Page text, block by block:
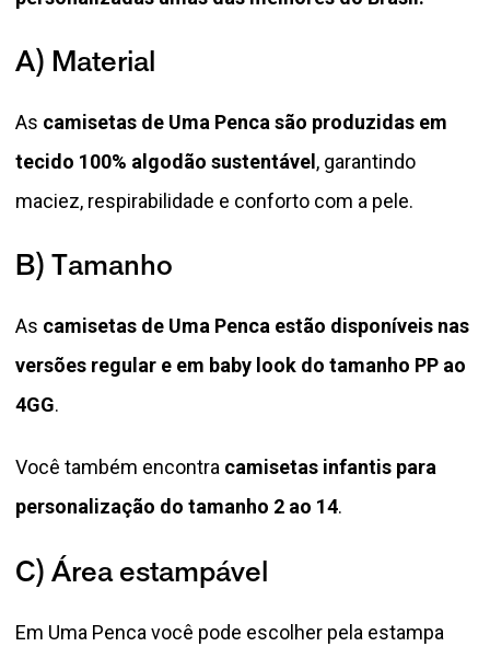
A) Material
As camisetas de Uma Penca são produzidas em
tecido 100% algodão sustentável , garantindo
maciez, respirabilidade e conforto com a pele.
B) Tamanho
As camisetas de Uma Penca estão disponíveis nas
versões regular e em baby look do tamanho PP ao
4GG.
Você também encontra camisetas infantis para
personalização do tamanho 2 ao 14.
C) Área estampável
Em Uma Penca você pode escolher pela estampa